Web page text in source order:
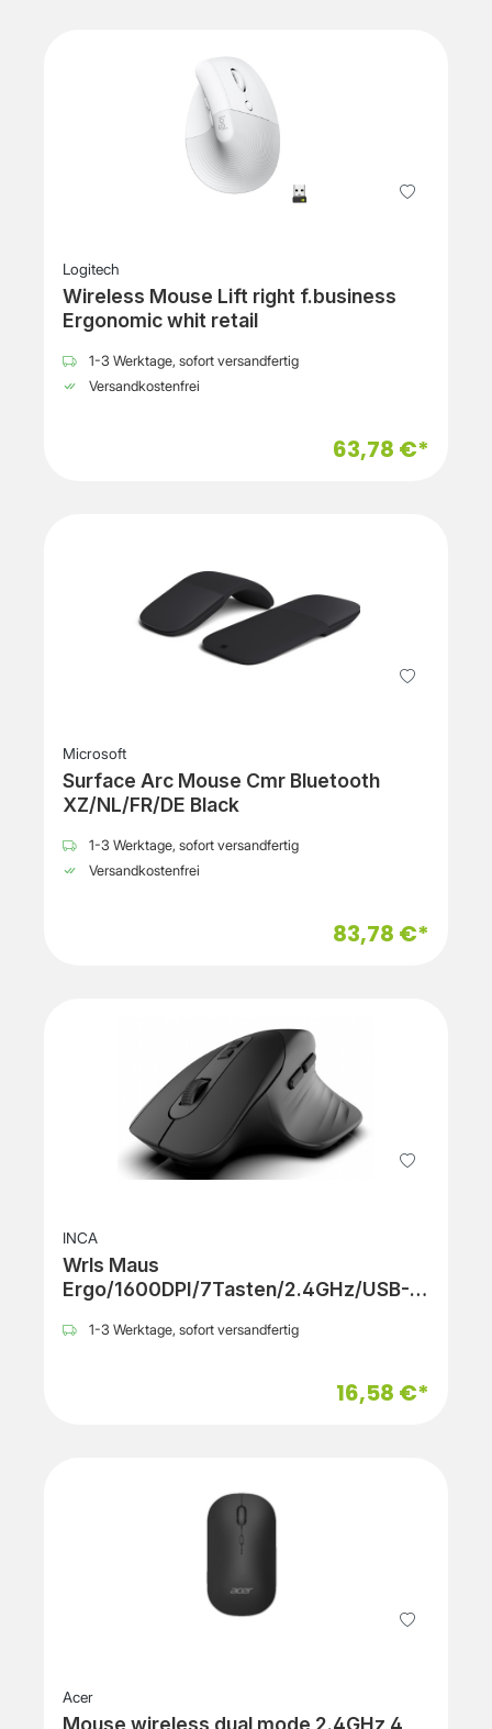
Logitech
Wireless Mouse Lift right f.business
Ergonomic whit retail
1-3 Werktage, sofort versandfertig
Versandkostenfrei
63,78 €*
Microsoft
Surface Arc Mouse Cmr Bluetooth
XZ/NL/FR/DE Black
1-3 Werktage, sofort versandfertig
Versandkostenfrei
83,78 €*
INCA
Wrls Maus
Ergo/1600DPI/7Tasten/2.4GHz/USB-C
1-3 Werktage, sofort versandfertig
16,58 €*
Acer
Mouse wireless dual mode 2.4GHz 4